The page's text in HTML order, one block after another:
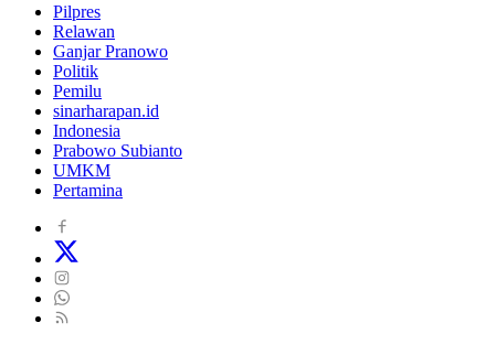
Pilpres
Relawan
Ganjar Pranowo
Politik
Pemilu
sinarharapan.id
Indonesia
Prabowo Subianto
UMKM
Pertamina